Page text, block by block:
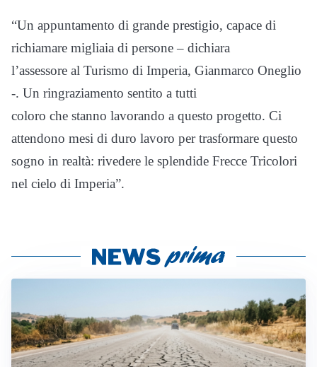
“Un appuntamento di grande prestigio, capace di
richiamare migliaia di persone – dichiara
l’assessore al Turismo di Imperia, Gianmarco Oneglio
-. Un ringraziamento sentito a tutti
coloro che stanno lavorando a questo progetto. Ci
attendono mesi di duro lavoro per trasformare questo
sogno in realtà: rivedere le splendide Frecce Tricolori
nel cielo di Imperia”.